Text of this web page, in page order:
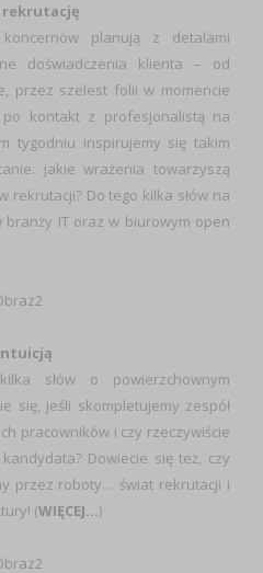
rekrutację
koncernów planują z detalami
doświadczenia klienta – od
przez szelest folii w momencie
kontakt z profesjonalistą na
tygodniu inspirujemy się takim
jakie wrażenia towarzyszą
rekrutacji? Do tego kilka słów na
IT oraz w biurowym open
słów o powierzchownym
się, jeśli skompletujemy zespół
pracowników i czy rzeczywiście
Dowiecie się też, czy
przez roboty… świat rekrutacji i
(WIĘCEJ…)